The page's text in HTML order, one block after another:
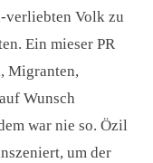
verliebten Volk zu
Ein mieser PR
Migranten,
Wunsch
war nie so. Özil
um der